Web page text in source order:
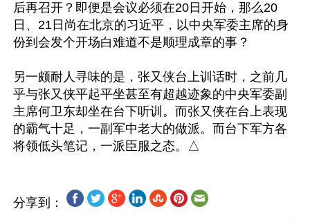
后再召开？即便是会议必须在20日开始，那么20
日、21日尚在北京的习近平，以中央军委主席的身
份到会发个开场白难道不是顺理成章的事？
另一颇耐人寻味的是，张又侠台上训话时，之前几
乎与张又侠平起平坐甚至有超越迹象的中央军委副
主席何卫东却坐在台下听训。而张又侠在台上表现
的霸气十足，一副军中老大的做派。而台下军方各
分享到：